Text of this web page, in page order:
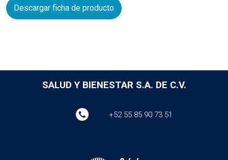
Descargar ficha de producto
SALUD Y BIENESTAR S.A. DE C.V.
+52 55 85 90 73 51